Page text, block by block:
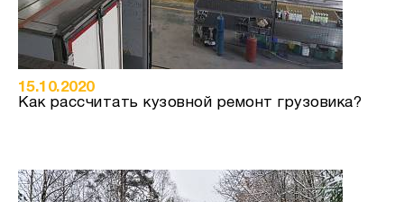
15.10.2020
Как рассчитать кузовной ремонт грузовика?